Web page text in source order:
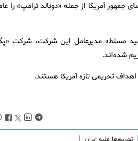
جمهور آمریکا از جمله «دونالد ترامپ» را
مسلط» مدیرعامل این شرکت، شرکت
شده‌اند.